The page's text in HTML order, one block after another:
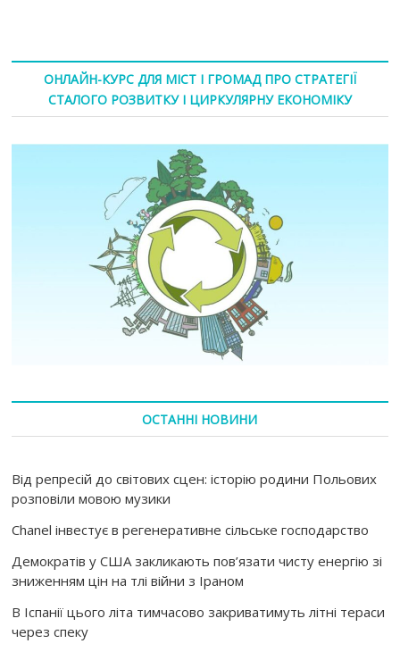
ОНЛАЙН-КУРС ДЛЯ МІСТ І ГРОМАД ПРО СТРАТЕГІЇ
СТАЛОГО РОЗВИТКУ І ЦИРКУЛЯРНУ ЕКОНОМІКУ
ОСТАННІ НОВИНИ
Від репресій до світових сцен: історію родини Польових
розповіли мовою музики
Chanel інвестує в регенеративне сільське господарство
Демократів у США закликають пов’язати чисту енергію зі
зниженням цін на тлі війни з Іраном
В Іспанії цього літа тимчасово закриватимуть літні тераси
через спеку